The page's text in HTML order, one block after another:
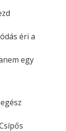
éri a
egy